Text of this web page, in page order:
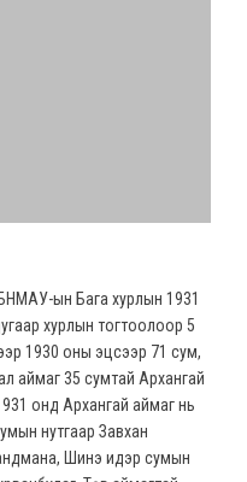
БНМАУ-ын Бага хурлын 1931
хурлын тогтоолоор 5
1930 оны эцсээр 71 сум,
аймаг 35 сумтай Архангай
онд Архангай аймаг нь
нутгаар Завхан
Шинэ идэр сумын